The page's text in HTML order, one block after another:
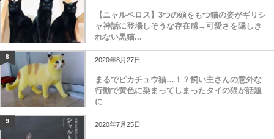
【ニャルベロス】3つの頭をもつ猫の姿がギリシ
ャ神話に登場しそうな存在感→可愛さを隠しき
れない黒猫...
8 2020年8月27日
まるでピカチュウ猫…！？飼い主さんの意外な
行動で黄色に染まってしまったタイの猫が話題
に
9 2020年7月25日